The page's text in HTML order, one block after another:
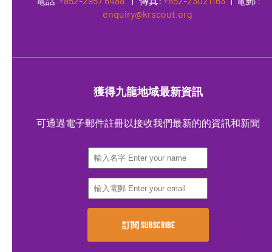
enquiry@krscout.org
獲得九龍地域最新資訊
可通過電子郵件註冊以接收我們最新的的資訊和新聞